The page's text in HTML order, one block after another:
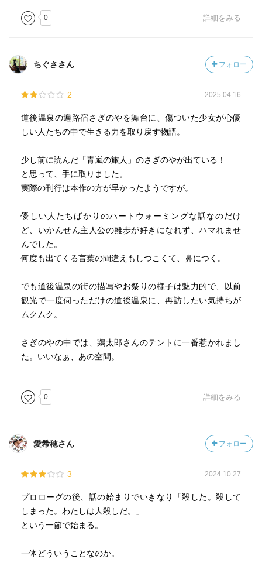
0 詳細をみる
ちぐささん フォロー
2 2025.04.16
道後温泉の遍路宿さぎのやを舞台に、傷ついた少女が心優
しい人たちの中で生きる力を取り戻す物語。
少し前に読んだ「青嵐の旅人」のさぎのやが出ている！
と思って、手に取りました。
実際の刊行は本作の方が早かったようですが。
優しい人たちばかりのハートウォーミングな話なのだけ
ど、いかんせん主人公の雛歩が好きになれず、ハマれませ
んでした。
何度も出てくる言葉の間違えもしつこくて、鼻につく。
でも道後温泉の街の描写やお祭りの様子は魅力的で、以前
観光で一度伺っただけの道後温泉に、再訪したい気持ちが
ムクムク。
さぎのやの中では、鶏太郎さんのテントに一番惹かれまし
た。いいなぁ、あの空間。
0 詳細をみる
愛希穂さん フォロー
3 2024.10.27
プロローグの後、話の始まりでいきなり「殺した。殺して
しまった。わたしは人殺しだ。」
という一節で始まる。
一体どういうことなのか。